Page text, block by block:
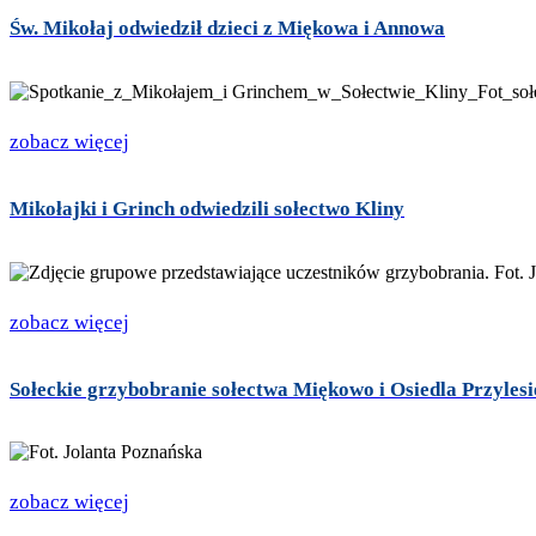
Św. Mikołaj odwiedził dzieci z Miękowa i Annowa
zobacz więcej
Mikołajki i Grinch odwiedzili sołectwo Kliny
zobacz więcej
Sołeckie grzybobranie sołectwa Miękowo i Osiedla
zobacz więcej